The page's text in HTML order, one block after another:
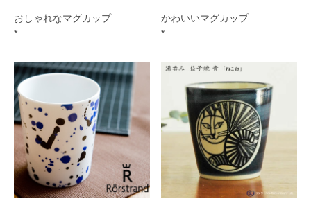
おしゃれなマグカップ
*
かわいいマグカップ
*